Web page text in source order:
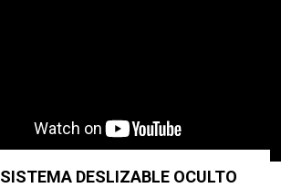
SISTEMA DESLIZABLE OCULTO